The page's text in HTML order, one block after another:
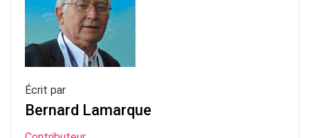
Écrit par
Bernard Lamarque